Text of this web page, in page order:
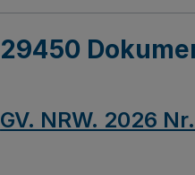
29450
GV. NRW. 2026